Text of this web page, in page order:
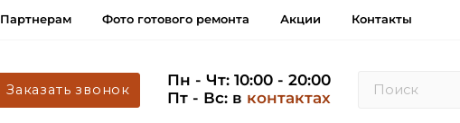
Партнерам Фото готового ремонта Акции Контакты
Заказать звонок
Пн - Чт: 10:00 - 20:00
Пт - Вс: в контактах